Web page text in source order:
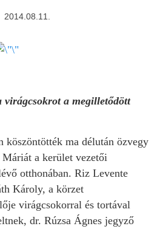
2014.08.11.
virágcsokrot a megilletődött
köszöntötték ma délután özvegy
a kerület vezetői
otthonában. Riz Levente
Károly, a körzet
virágcsokorral és tortával
dr. Rúzsa Ágnes jegyző